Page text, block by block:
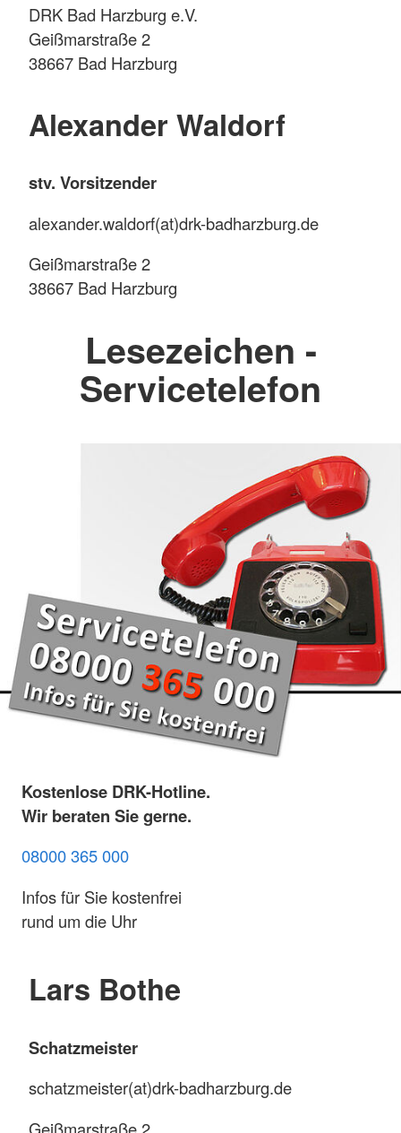
DRK Bad Harzburg e.V.
Geißmarstraße 2
38667 Bad Harzburg
Alexander Waldorf
stv. Vorsitzender
alexander.waldorf(at)drk-badharzburg.de
Geißmarstraße 2
38667 Bad Harzburg
Lesezeichen -
Servicetelefon
Kostenlose DRK-Hotline.
Wir beraten Sie gerne.
08000 365 000
Infos für Sie kostenfrei
rund um die Uhr
Lars Bothe
Schatzmeister
schatzmeister(at)drk-badharzburg.de
Geißmarstraße 2